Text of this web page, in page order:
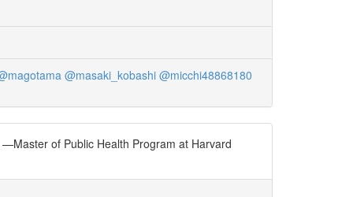
@masaki_kobashi @micchi48868180
of Public Health Program at Harvard